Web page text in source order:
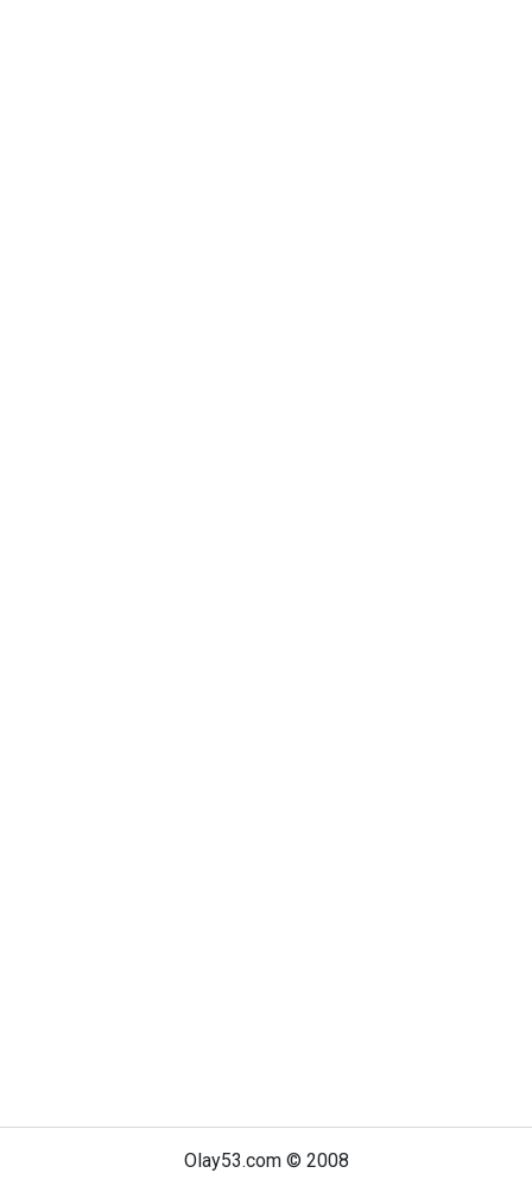
Olay53.com © 2008